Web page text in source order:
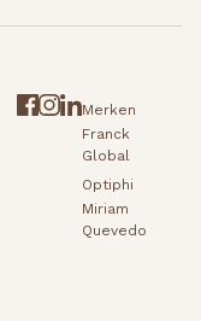
Merken
Franck
Global
Optiphi
Miriam
Quevedo